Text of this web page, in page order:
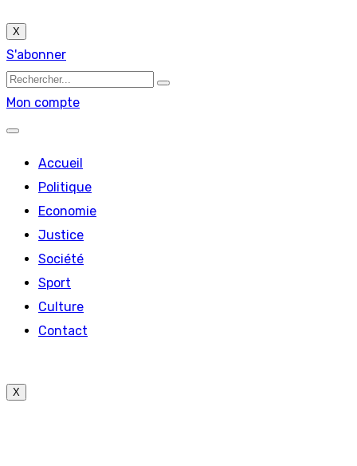
X
S'abonner
Mon compte
Accueil
Politique
Economie
Justice
Société
Sport
Culture
Contact
X